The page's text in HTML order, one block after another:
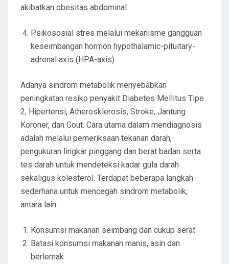
akibatkan obesitas abdominal.
Psikososial stres melalui mekanisme gangguan
keseimbangan hormon hypothalamic-pituitary-
adrenal axis (HPA-axis).
Adanya sindrom metabolik menyebabkan
peningkatan resiko penyakit Diabetes Mellitus Tipe
2, Hipertensi, Atherosklerosis, Stroke, Jantung
Koroner, dan Gout. Cara utama dalam mendiagnosis
adalah melalui pemeriksaan tekanan darah,
pengukuran lingkar pinggang dan berat badan serta
tes darah untuk mendeteksi kadar gula darah
sekaligus kolesterol. Terdapat beberapa langkah
sederhana untuk mencegah sindrom metabolik,
antara lain:
Konsumsi makanan seimbang dan cukup serat
Batasi konsumsi makanan manis, asin dan
berlemak